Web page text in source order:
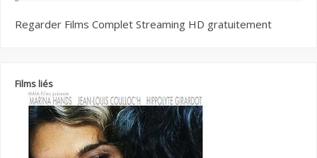
Regarder Films Complet Streaming HD gratuitement
Films liés